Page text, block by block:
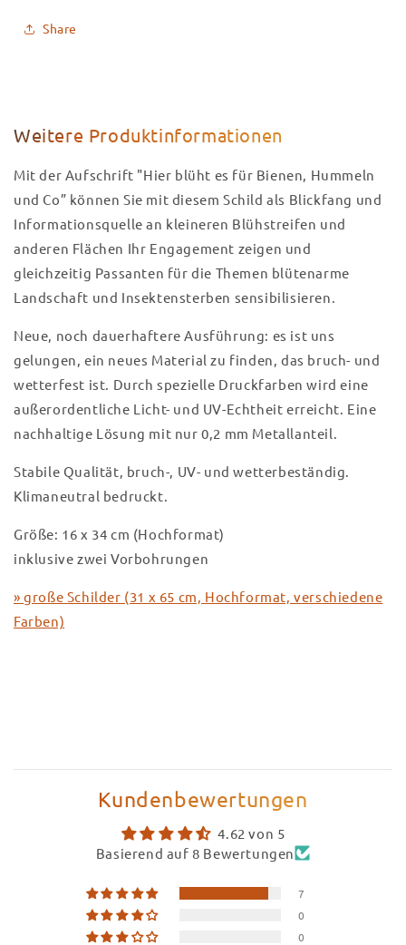
Share
Weitere Produktinformationen
Mit der Aufschrift "Hier blüht es für Bienen, Hummeln
und Co” können Sie mit diesem Schild als Blickfang und
Informationsquelle an kleineren Blühstreifen und
anderen Flächen Ihr Engagement zeigen und
gleichzeitig Passanten für die Themen blütenarme
Landschaft und Insektensterben sensibilisieren.
Neue, noch dauerhaftere Ausführung: es ist uns
gelungen, ein neues Material zu finden, das bruch- und
wetterfest ist. Durch spezielle Druckfarben wird eine
außerordentliche Licht- und UV-Echtheit erreicht. Eine
nachhaltige Lösung mit nur 0,2 mm Metallanteil.
Stabile Qualität, bruch-, UV- und wetterbeständig.
Klimaneutral bedruckt.
Größe: 16 x 34 cm (Hochformat)
inklusive zwei Vorbohrungen
» große Schilder (31 x 65 cm, Hochformat, verschiedene
Farben)
Kundenbewertungen
4.62 von 5
Basierend auf 8 Bewertungen
7
0
0